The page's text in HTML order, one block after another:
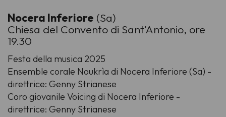
Nocera Inferiore (Sa)
Chiesa del Convento di Sant'Antonio, ore
19.30
Festa della musica 2025
Ensemble corale Noukrìa di Nocera Inferiore (Sa) -
direttrice: Genny Strianese
Coro giovanile Voicing di Nocera Inferiore -
direttrice: Genny Strianese